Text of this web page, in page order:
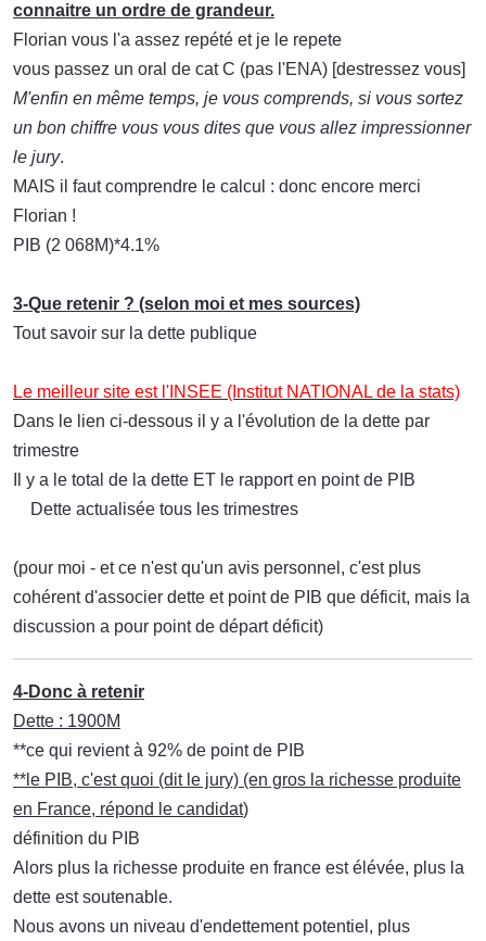
connaitre un ordre de grandeur.
Florian vous l'a assez repété et je le repete
vous passez un oral de cat C (pas l'ENA) [destressez vous]
M'enfin en même temps, je vous comprends, si vous sortez
un bon chiffre vous vous dites que vous allez impressionner
le jury.
MAIS il faut comprendre le calcul : donc encore merci
Florian !
PIB (2 068M)*4.1%
3-Que retenir ? (selon moi et mes sources)
Tout savoir sur la dette publique
Le meilleur site est l'INSEE (Institut NATIONAL de la stats)
Dans le lien ci-dessous il y a l'évolution de la dette par
trimestre
Il y a le total de la dette ET le rapport en point de PIB
Dette actualisée tous les trimestres
(pour moi - et ce n'est qu'un avis personnel, c'est plus
cohérent d'associer dette et point de PIB que déficit, mais la
discussion a pour point de départ déficit)
4-Donc à retenir
Dette : 1900M
**ce qui revient à 92% de point de PIB
**le PIB, c'est quoi (dit le jury) (en gros la richesse produite
en France, répond le candidat)
définition du PIB
Alors plus la richesse produite en france est élévée, plus la
dette est soutenable.
Nous avons un niveau d'endettement potentiel, plus